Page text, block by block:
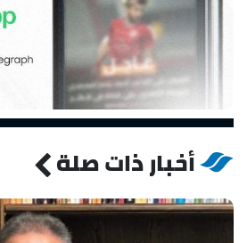
أخبار ذات صلة